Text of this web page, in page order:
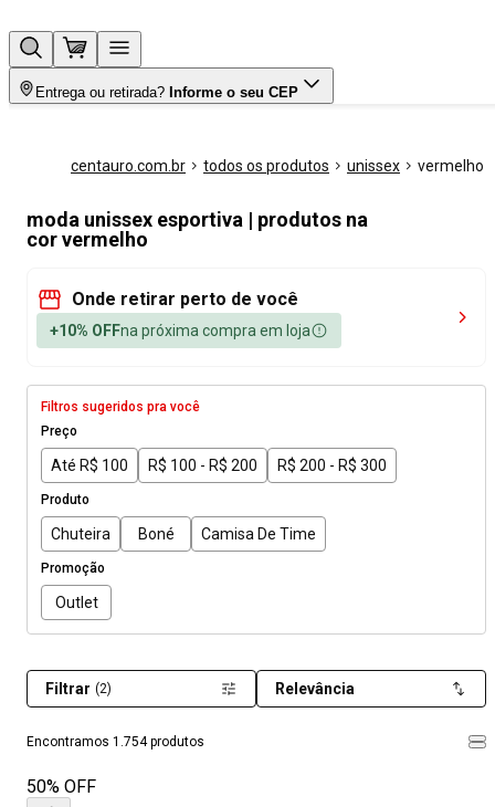
Entrega ou retirada? Informe o seu CEP
centauro.com.br todos os produtos unissex vermelho
moda unissex esportiva | produtos na
cor vermelho
Onde retirar perto de você
+10% OFFna próxima compra em loja
Filtros sugeridos pra você
Preço
Até R$ 100 R$ 100 - R$ 200 R$ 200 - R$ 300
Produto
Chuteira Boné Camisa De Time
Promoção
Outlet
Encontramos 1.754 produtos
Filtrar (2) Relevância
50% OFF